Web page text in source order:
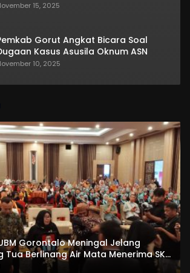
15, 2025
Gorut Angkat Bicara Soal
Kasus Asusila Oknum ASN
10, 2025
Gorontalo Meningal Jelang
Tua Berlinang Air Mata Menerima SKL
Salempang